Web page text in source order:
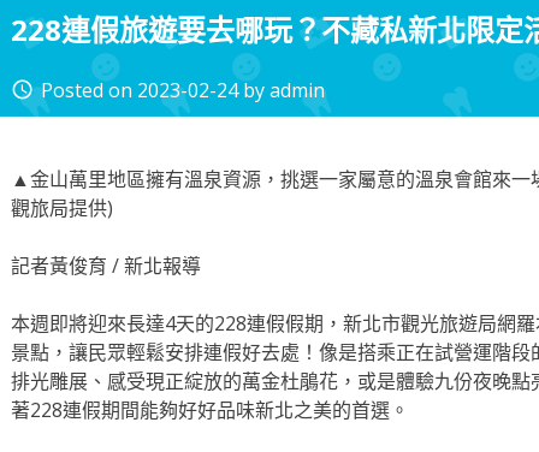
228連假旅遊要去哪玩？不藏私新北限定
access_time Posted on 2023-02-24byadmin
▲金山萬里地區擁有溫泉資源，挑選一家屬意的溫泉會館來
觀旅局提供)
記者黃俊育 / 新北報導
本週即將迎來長達4天的228連假假期，新北市觀光旅遊局網
景點，讓民眾輕鬆安排連假好去處！像是搭乘正在試營運階
排光雕展、感受現正綻放的萬金杜鵑花，或是體驗九份夜晚
著228連假期間能夠好好品味新北之美的首選。